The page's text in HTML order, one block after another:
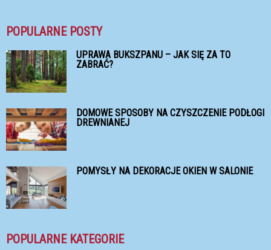
POPULARNE POSTY
UPRAWA BUKSZPANU – JAK SIĘ ZA TO
ZABRAĆ?
DOMOWE SPOSOBY NA CZYSZCZENIE PODŁOGI
DREWNIANEJ
POMYSŁY NA DEKORACJE OKIEN W SALONIE
POPULARNE KATEGORIE